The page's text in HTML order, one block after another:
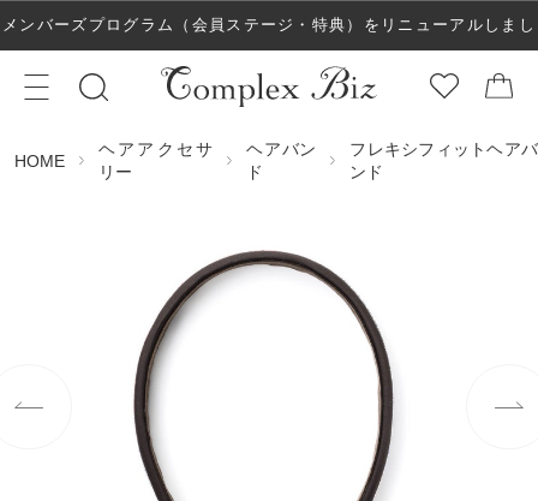
メンバーズプログラム（会員ステージ・特典）をリニューアルしまし
た！
HOME
ヘアアクセサ
リー
ヘアバン
ド
フレキシフィットヘアバ
ンド